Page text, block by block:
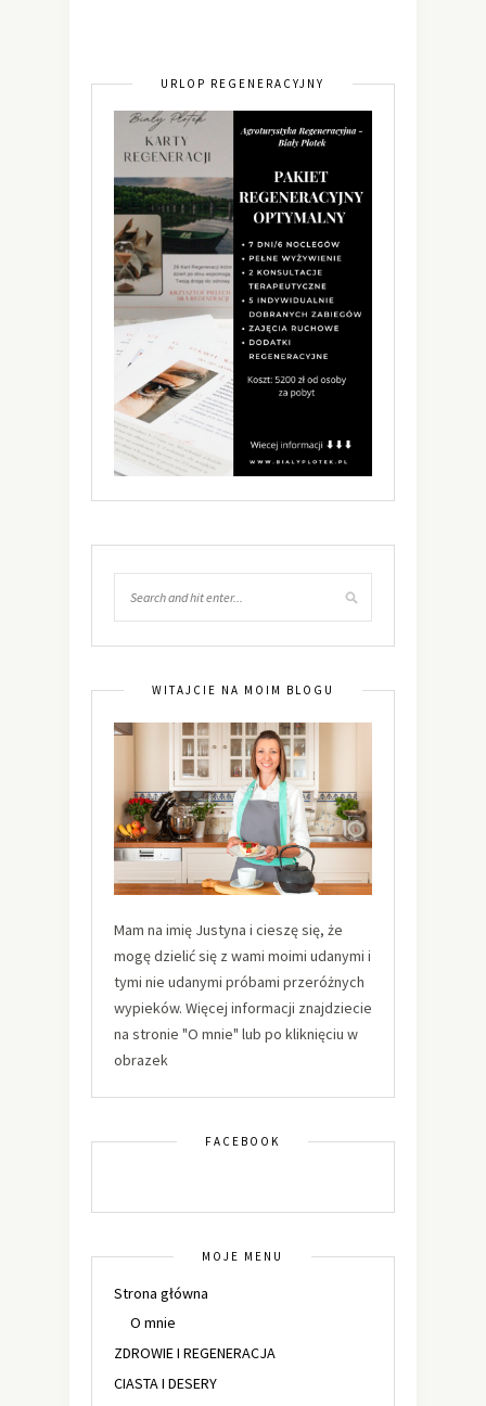
URLOP REGENERACYJNY
WITAJCIE NA MOIM BLOGU
Mam na imię Justyna i cieszę się, że
mogę dzielić się z wami moimi udanymi i
tymi nie udanymi próbami przeróżnych
wypieków. Więcej informacji znajdziecie
na stronie "O mnie" lub po kliknięciu w
obrazek
FACEBOOK
MOJE MENU
Strona główna
O mnie
ZDROWIE I REGENERACJA
CIASTA I DESERY